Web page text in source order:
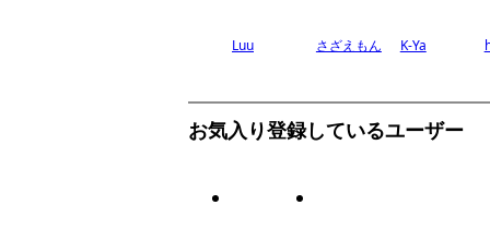
Luu さざえもん K-Ya
お気入り登録しているユーザー